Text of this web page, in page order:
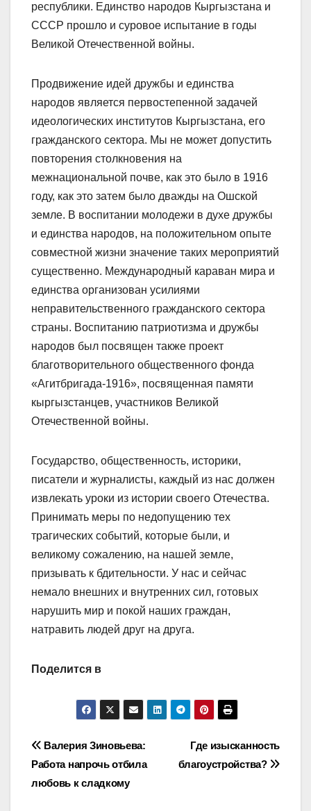
республики. Единство народов Кыргызстана и
СССР прошло и суровое испытание в годы
Великой Отечественной войны.
Продвижение идей дружбы и единства
народов является первостепенной задачей
идеологических институтов Кыргызстана, его
гражданского сектора. Мы не может допустить
повторения столкновения на
межнациональной почве, как это было в 1916
году, как это затем было дважды на Ошской
земле. В воспитании молодежи в духе дружбы
и единства народов, на положительном опыте
совместной жизни значение таких мероприятий
существенно. Международный караван мира и
единства организован усилиями
неправительственного гражданского сектора
страны. Воспитанию патриотизма и дружбы
народов был посвящен также проект
благотворительного общественного фонда
«Агитбригада-1916», посвященная памяти
кыргызстанцев, участников Великой
Отечественной войны.
Государство, общественность, историки,
писатели и журналисты, каждый из нас должен
извлекать уроки из истории своего Отечества.
Принимать меры по недопущению тех
трагических событий, которые были, и
великому сожалению, на нашей земле,
призывать к бдительности. У нас и сейчас
немало внешних и внутренних сил, готовых
нарушить мир и покой наших граждан,
натравить людей друг на друга.
Поделится в
Навигация
по
Где изысканность
благоустройства?
Валерия Зиновьева:
Работа напрочь отбила
любовь к сладкому